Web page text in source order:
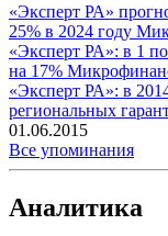
«Эксперт РА»
25% в 2024 году
«Эксперт РА»: в 1
на 17%
«Эксперт РА»: в
региональных
01.06.2015
Все упоминания
Аналитика